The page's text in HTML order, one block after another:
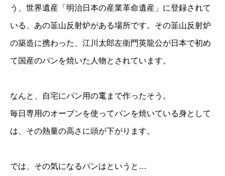
う、世界遺産「明治日本の産業革命遺産」に登録されて
いる、あの韮山反射炉がある場所です。その韮山反射炉
の築造に携わった、江川太郎左衛門英龍公が日本で初め
て国産のパンを焼いた人物とされています。
なんと、自宅にパン用の竃まで作ったそう。
毎日専用のオーブンを使ってパンを焼いている身として
は、その熱量の高さに頭が下がります。
では、その気になるパンはというと…